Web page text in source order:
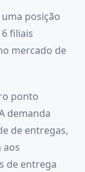
posição
filiais
mercado de
ponto
demanda
de entregas,
aos
de entrega